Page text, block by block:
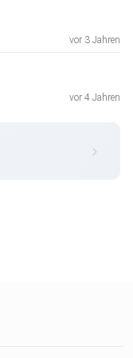
vor 3 Jahren
vor 4 Jahren